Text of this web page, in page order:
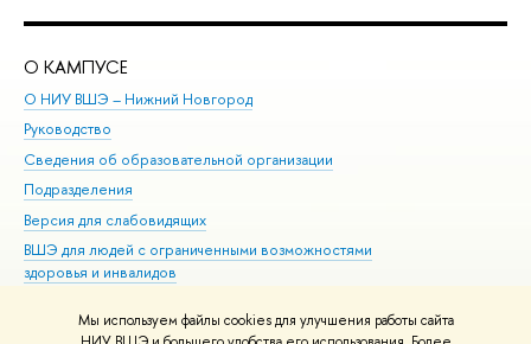
Мы используем файлы cookies для улучшения работы сайта
О КАМПУСЕ
О НИУ ВШЭ – Нижний Новгород
Руководство
Сведения об образовательной организации
Подразделения
Версия для слабовидящих
ВШЭ для людей с ограниченными возможностями
здоровья и инвалидов